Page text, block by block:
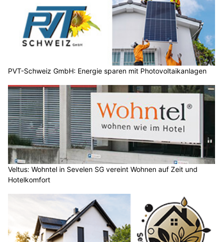
PVT-Schweiz GmbH: Energie sparen mit Photovoltaikanlagen
Veltus: Wohntel in Sevelen SG vereint Wohnen auf Zeit und
Hotelkomfort